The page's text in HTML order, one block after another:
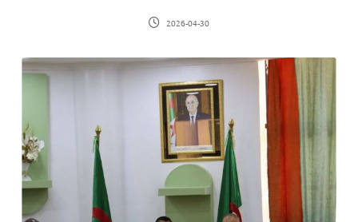
2026-04-30